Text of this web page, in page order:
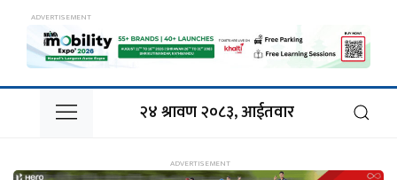
२४ श्रावण २०८३, आईतवार